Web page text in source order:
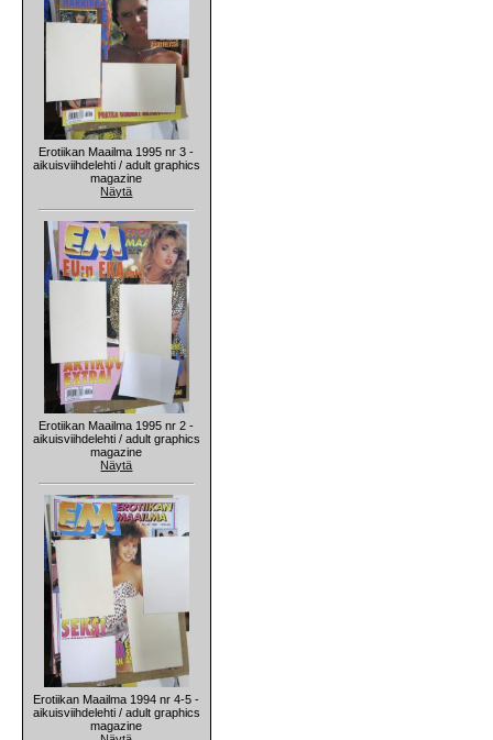
Erotiikan Maailma 1995 nr 3 -
aikuisviihdelehti / adult graphics
magazine
Näytä
Erotiikan Maailma 1995 nr 2 -
aikuisviihdelehti / adult graphics
magazine
Näytä
Erotiikan Maailma 1994 nr 4-5 -
aikuisviihdelehti / adult graphics
magazine